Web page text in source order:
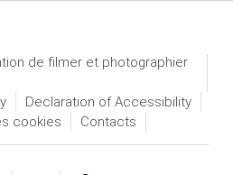
de filmer et photographier
Declaration of Accessibility
cookies
Contacts